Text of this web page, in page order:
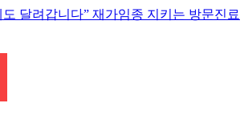
도 달려갑니다” 재가임종 지키는 방문진료